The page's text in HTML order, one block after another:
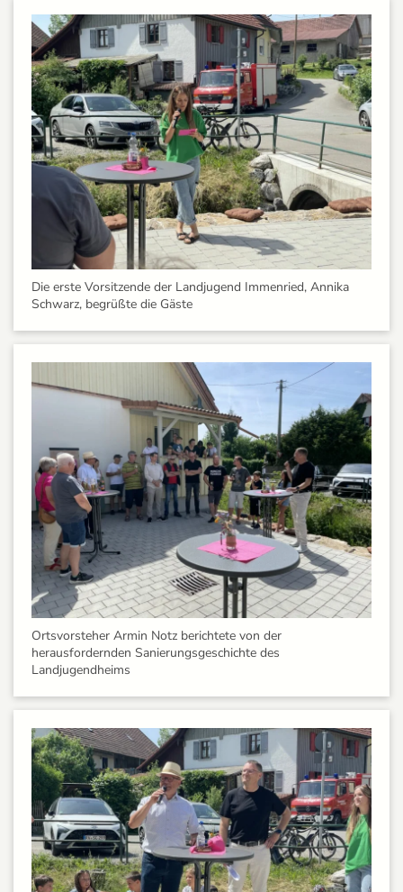
Die erste Vorsitzende der Landjugend Immenried, Annika
Schwarz, begrüßte die Gäste
Ortsvorsteher Armin Notz berichtete von der
herausfordernden Sanierungsgeschichte des
Landjugendheims